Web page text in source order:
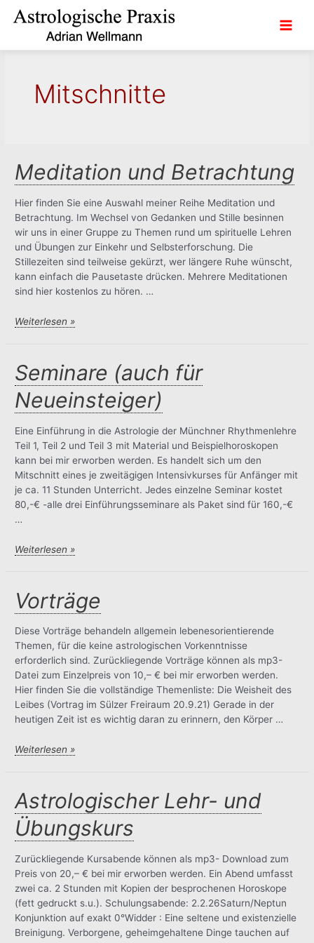
Inhalt
Main
Mitschnitte
Meditation und Betrachtung
Hier finden Sie eine Auswahl meiner Reihe Meditation und
Betrachtung. Im Wechsel von Gedanken und Stille besinnen
wir uns in einer Gruppe zu Themen rund um spirituelle Lehren
und Übungen zur Einkehr und Selbsterforschung. Die
Stillezeiten sind teilweise gekürzt, wer längere Ruhe wünscht,
kann einfach die Pausetaste drücken. Mehrere Meditationen
sind hier kostenlos zu hören. …
Meditation
Weiterlesen »
Seminare (auch für
Neueinsteiger)
Eine Einführung in die Astrologie der Münchner Rhythmenlehre
Teil 1, Teil 2 und Teil 3 mit Material und Beispielhoroskopen
kann bei mir erworben werden. Es handelt sich um den
Mitschnitt eines je zweitägigen Intensivkurses für Anfänger mit
je ca. 11 Stunden Unterricht. Jedes einzelne Seminar kostet
80,-€ -alle drei Einführungsseminare als Paket sind für 160,-€
…
Seminare
Neueinsteiger)
Weiterlesen »
Vorträge
Diese Vorträge behandeln allgemein lebenesorientierende
Themen, für die keine astrologischen Vorkenntnisse
erforderlich sind. Zurückliegende Vorträge können als mp3-
Datei zum Einzelpreis von 10,– € bei mir erworben werden.
Hier finden Sie die vollständige Themenliste: Die Weisheit des
Leibes (Vortrag im Sülzer Freiraum 20.9.21) Gerade in der
heutigen Zeit ist es wichtig daran zu erinnern, den Körper …
Vorträge
Weiterlesen »
Astrologischer Lehr- und
Übungskurs
Zurückliegende Kursabende können als mp3- Download zum
Preis von 20,– € bei mir erworben werden. Ein Abend umfasst
zwei ca. 2 Stunden mit Kopien der besprochenen Horoskope
(fett gedruckt s.u.). Schulungsabende: 2.2.26Saturn/Neptun
Konjunktion auf exakt 0°Widder : Eine seltene und existenzielle
Breinigung. Verborgene, geheimgehaltene Dinge tauchen auf